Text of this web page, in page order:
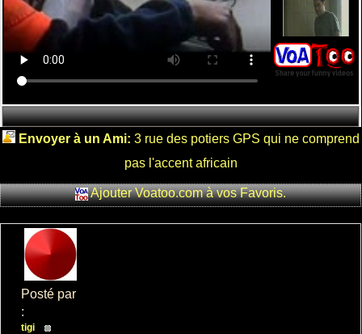
encore un
: 2
: 8948
Envoyer à un Ami: 3 rue des potiers GPS qui ne comprend
pas l'accent africain
Ajouter Voatoo.com à vos Favoris.
Posté par
:
tigi